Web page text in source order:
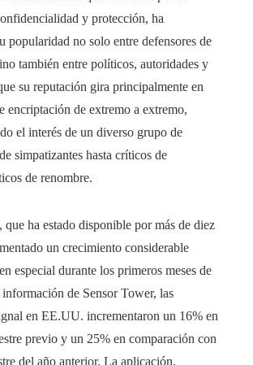
y protección, ha
popularidad no solo entre defensores de
también entre políticos, autoridades y
su reputación gira principalmente en
encriptación de extremo a extremo,
el interés de un diverso grupo de
simpatizantes hasta críticos de
de renombre.
que ha estado disponible por más de diez
un crecimiento considerable
especial durante los primeros meses de
de Sensor Tower, las
en EE.UU. incrementaron un 16% en
previo y un 25% en comparación con
del año anterior. La aplicación,